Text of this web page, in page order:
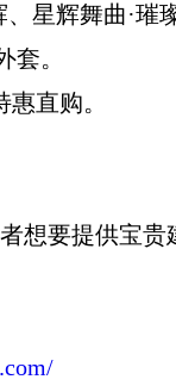
星辉舞曲·
套。
直购。
想要提供宝